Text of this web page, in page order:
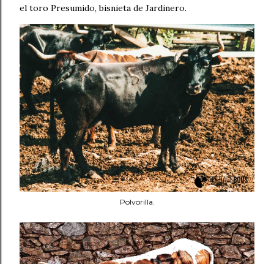
el toro Presumido, bisnieta de Jardinero.
Polvorilla.